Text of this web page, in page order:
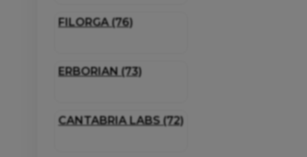
FILORGA (76)
ERBORIAN (73)
CANTABRIA LABS (72)